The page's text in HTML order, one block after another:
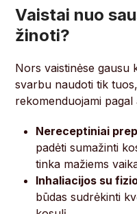
Vaistai nuo
žinoti?
Nors vaistinėse gausu
svarbu naudoti tik
rekomenduojami pagal
Nereceptiniai
padėti sumažinti
tinka mažiems
Inhaliacijos su
būdas sudrėkinti